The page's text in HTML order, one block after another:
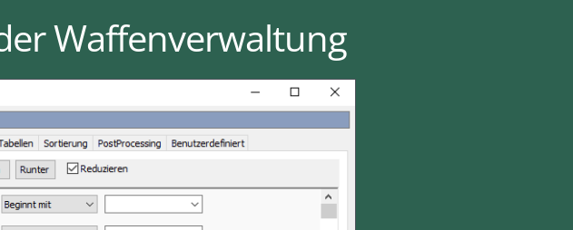
Waffenverwaltung